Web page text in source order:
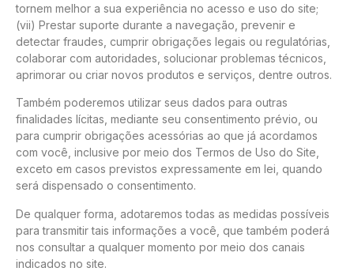
tornem melhor a sua experiência no acesso e uso do site;
(vii) Prestar suporte durante a navegação, prevenir e
detectar fraudes, cumprir obrigações legais ou regulatórias,
colaborar com autoridades, solucionar problemas técnicos,
aprimorar ou criar novos produtos e serviços, dentre outros.
Também poderemos utilizar seus dados para outras
finalidades lícitas, mediante seu consentimento prévio, ou
para cumprir obrigações acessórias ao que já acordamos
com você, inclusive por meio dos Termos de Uso do Site,
exceto em casos previstos expressamente em lei, quando
será dispensado o consentimento.
De qualquer forma, adotaremos todas as medidas possíveis
para transmitir tais informações a você, que também poderá
nos consultar a qualquer momento por meio dos canais
indicados no site.